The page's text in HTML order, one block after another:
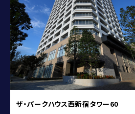
ザ・パークハウス西新宿タワー60